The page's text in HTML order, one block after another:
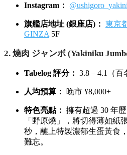
Instagram：
旗艦店地址 (銀座店)： 東京
GINZA 5F
2. 燒肉 ジャンボ (Yakiniku
Tabelog 評分： 3.8 – 4.1（百
人均預算： 晚市 ¥8,000+
特色亮點： 擁有超過 30 年
「野原燒」，將切得薄如紙
秒，蘸上特製濃郁生蛋黃食
難忘。